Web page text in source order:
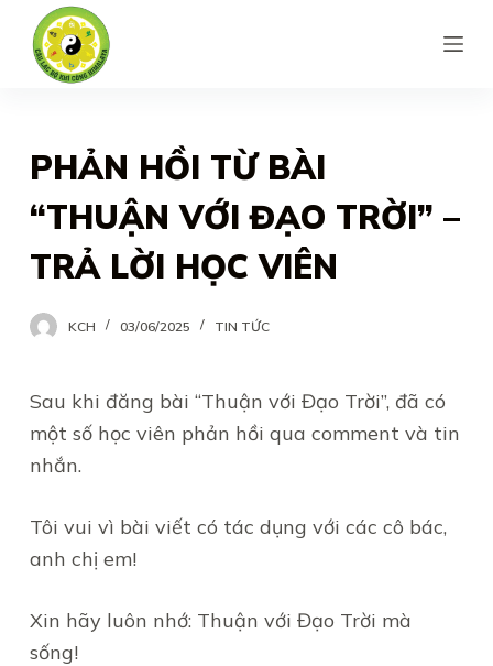
o
c
o
t
PHẢN HỒI TỪ BÀI
“THUẬN VỚI ĐẠO TRỜI” –
TRẢ LỜI HỌC VIÊN
KCH 03/06/2025 TIN TỨC
Sau khi đăng bài “Thuận với Đạo Trời”, đã có
một số học viên phản hồi qua comment và tin
nhắn.
Tôi vui vì bài viết có tác dụng với các cô bác,
anh chị em!
Xin hãy luôn nhớ: Thuận với Đạo Trời mà
sống!